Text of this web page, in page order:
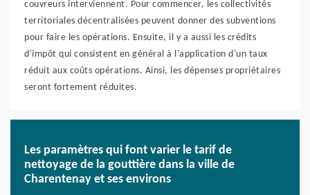
couvreurs interviennent. Pour commencer, les collectivités
territoriales décentralisées peuvent donner des subventions
pour faire les opérations. Ensuite, il y a aussi les crédits
d'impôt qui consistent en général à l'application d'un taux
réduit aux coûts opérations. Ainsi, les dépenses propriétaires
seront fortement réduites.
Les paramètres qui font varier le tarif de
nettoyage de la gouttière dans la ville de
Charentenay et ses environs